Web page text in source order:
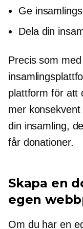
Ge
Dela din
Precis som
plattform för att
mer konsekvent
din insamling,
får donationer.
Skapa en
egen
Om du har en